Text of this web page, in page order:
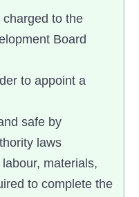
to the
Board
to appoint a
safe by
laws
materials,
to complete the